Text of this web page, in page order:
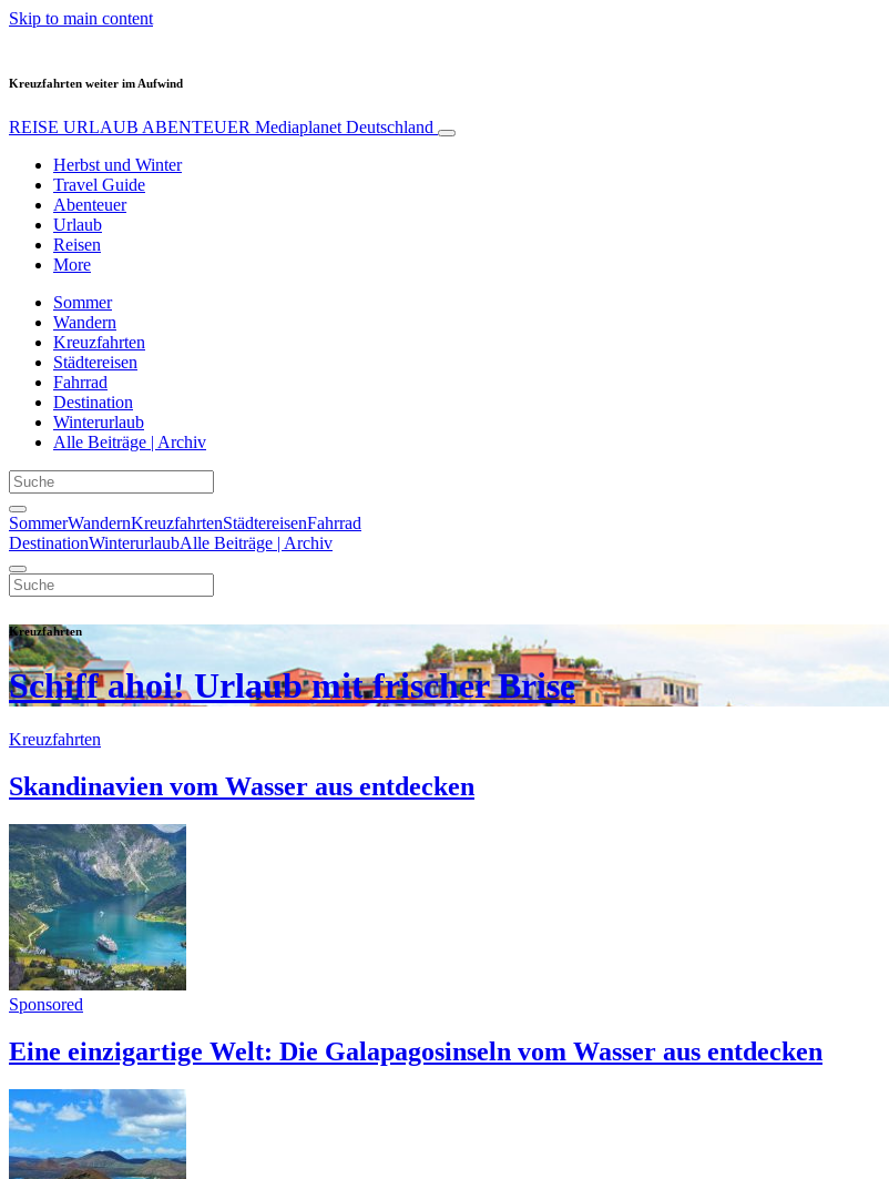
Skip to main content
Kreuzfahrten weiter im Aufwind
REISE URLAUB ABENTEUER Mediaplanet Deutschland
Herbst und Winter
Travel Guide
Abenteuer
Urlaub
Reisen
More
Sommer
Wandern
Kreuzfahrten
Städtereisen
Fahrrad
Destination
Winterurlaub
Alle Beiträge | Archiv
SommerWandernKreuzfahrtenStädtereisenFahrrad
DestinationWinterurlaubAlle Beiträge | Archiv
Kreuzfahrten
Schiff ahoi! Urlaub mit frischer Brise
Kreuzfahrten
Skandinavien vom Wasser aus entdecken
Sponsored
Eine einzigartige Welt: Die Galapagosinseln vom Wasser aus entdecken